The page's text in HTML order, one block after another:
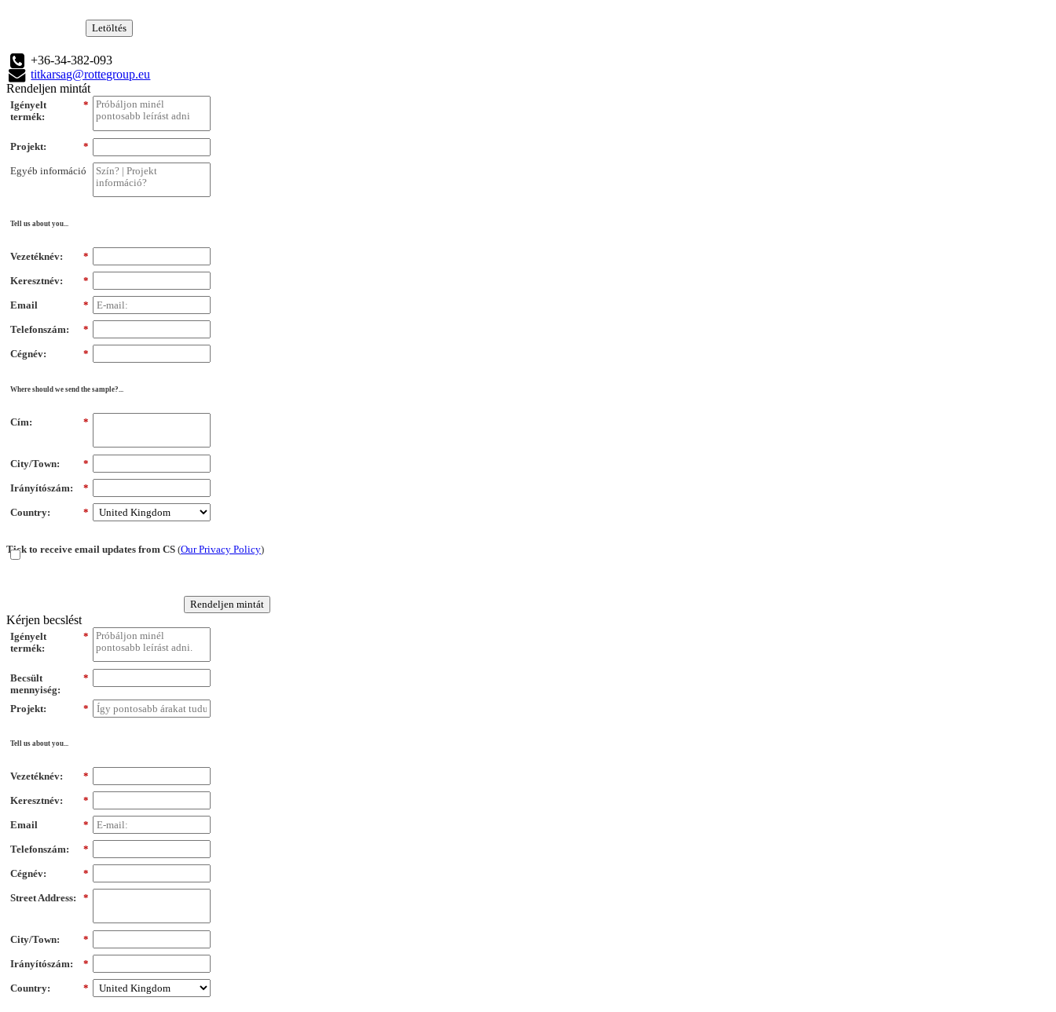
Letöltés
+36-34-382-093
titkarsag@rottegroup.eu
Rendeljen mintát
*
Igényelt
termék:
*
Projekt:
Egyéb információ
Tell us about you...
*
Vezetéknév:
*
Keresztnév:
*
Email
*
Telefonszám:
*
Cégnév:
Where should we send the sample?...
*
Cím:
*
City/Town:
*
Irányítószám:
*
Country:
Tick to receive email updates from CS (Our Privacy Policy)
Rendeljen mintát
Kérjen becslést
*
Igényelt
termék:
*
Becsült
mennyiség:
*
Projekt:
Tell us about you...
*
Vezetéknév:
*
Keresztnév:
*
Email
*
Telefonszám:
*
Cégnév:
*
Street Address:
*
City/Town:
*
Irányítószám:
*
Country: